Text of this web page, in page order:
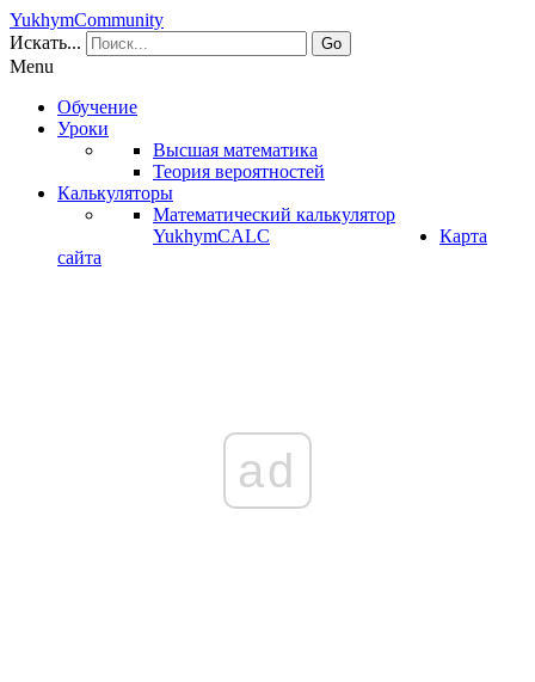
YukhymCommunity
Искать...
Go
Menu
Обучение
Уроки
Высшая математика
Теория вероятностей
Калькуляторы
Математический калькулятор
YukhymCALC
Карта
сайта
ad